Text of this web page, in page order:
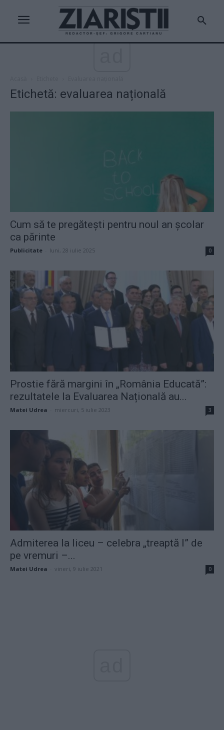
Etichetă: evaluarea națională
Cum să te pregătești pentru noul an școlar
ca părinte
Publicitate luni, 28 iulie 2025 0
Prostie fără margini în „România Educată”:
rezultatele la Evaluarea Națională au...
Matei Udrea miercuri, 5 iulie 2023 3
Admiterea la liceu – celebra „treaptă I” de
pe vremuri –...
Matei Udrea vineri, 9 iulie 2021 0